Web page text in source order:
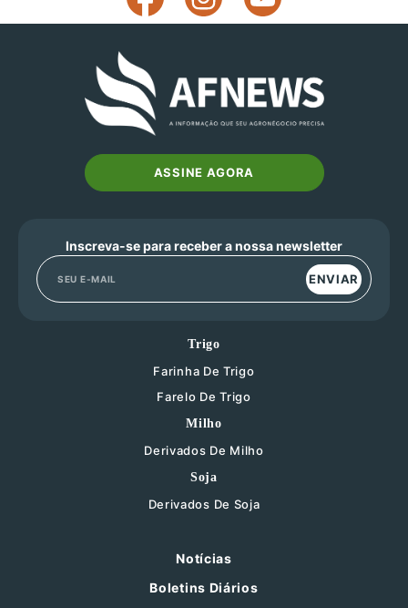
ASSINE AGORA
Inscreva-se para receber a nossa newsletter
ENVIAR
Trigo
Farinha De Trigo
Farelo De Trigo
Milho
Derivados De Milho
Soja
Derivados De Soja
Notícias
Boletins Diários